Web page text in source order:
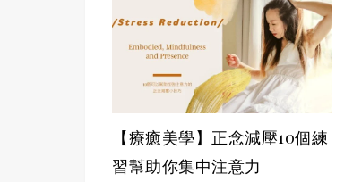
【療癒美學】正念減壓10個練
習幫助你集中注意力